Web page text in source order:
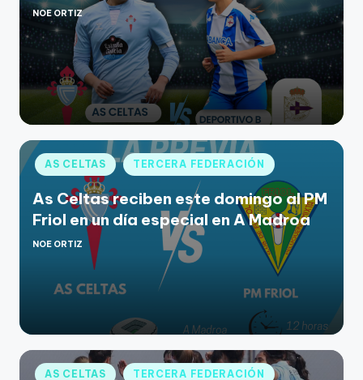
NOE ORTIZ
AS CELTAS TERCERA FEDERACIÓN
As Celtas reciben este domingo al PM
Friol en un día especial en A Madroa
NOE ORTIZ
AS CELTAS TERCERA FEDERACIÓN